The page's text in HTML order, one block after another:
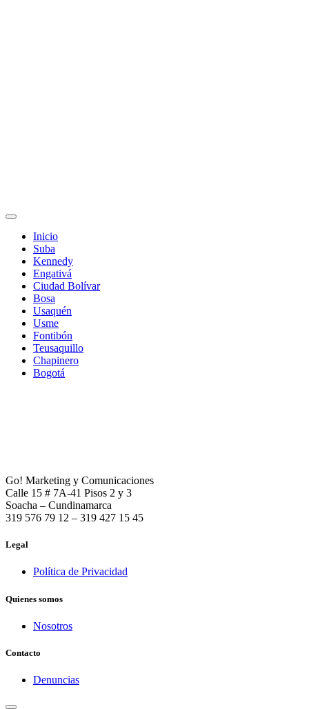
Inicio
Suba
Kennedy
Engativá
Ciudad Bolívar
Bosa
Usaquén
Usme
Fontibón
Teusaquillo
Chapinero
Bogotá
Go! Marketing y Comunicaciones
Calle 15 # 7A-41 Pisos 2 y 3
Soacha – Cundinamarca
319 576 79 12 – 319 427 15 45
Legal
Política de Privacidad
Quienes somos
Nosotros
Contacto
Denuncias